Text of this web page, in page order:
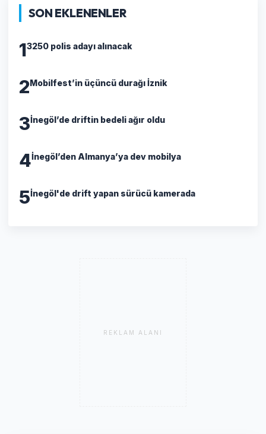
SON EKLENENLER
13250 polis adayı alınacak
2Mobilfest’in üçüncü durağı İznik
3İnegöl’de driftin bedeli ağır oldu
4İnegöl’den Almanya’ya dev mobilya
5İnegöl'de drift yapan sürücü kamerada
REKLAM ALANI